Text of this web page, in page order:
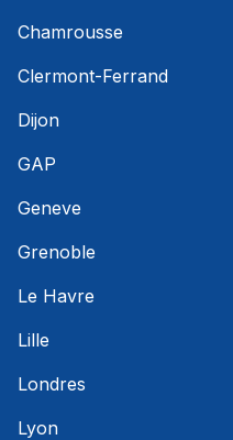
Chamrousse
Clermont-Ferrand
Dijon
GAP
Geneve
Grenoble
Le Havre
Lille
Londres
Lyon